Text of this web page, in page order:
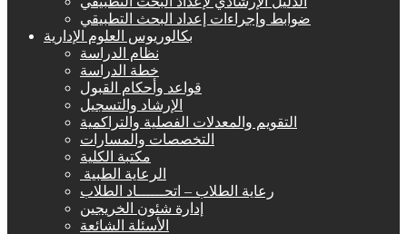
ضوابط وإجراءات إعداد البحث التطبيقي
بكالوريوس العلوم الإدارية
نظام الدراسة
خطة الدراسة
قواعد وأحكام القبول
الإرشاد والتسجيل
التقويم والمعدلات الفصلية والتراكمية
التخصصات والمسارات
مكتبة الكلية
الرعاية الطبية ‏
رعاية الطلاب – اتحــــــاد الطلاب
إدارة شئون الخريجين
الأسئلة الشائعة